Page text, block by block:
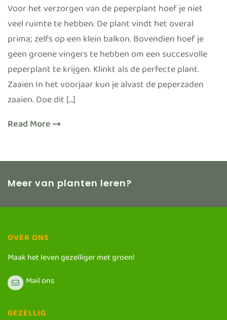
Voor het verzorgen van de peperplant hoef je niet
veel ruimte te hebben. De plant vindt het overal
prima; zelfs op een klein balkon. Bovendien hoef je
geen groene vingers te hebben om een succesvolle
peperplant te krijgen. Klinkt als de perfecte plant.
Zaaien In het voorjaar kun je alvast de peperzaden
zaaien. Doe dit […]
Read More
Meer van planten leren?
OVER ONS
Maak het leven gezelliger met groen!
Mail ons
GEZELLIG